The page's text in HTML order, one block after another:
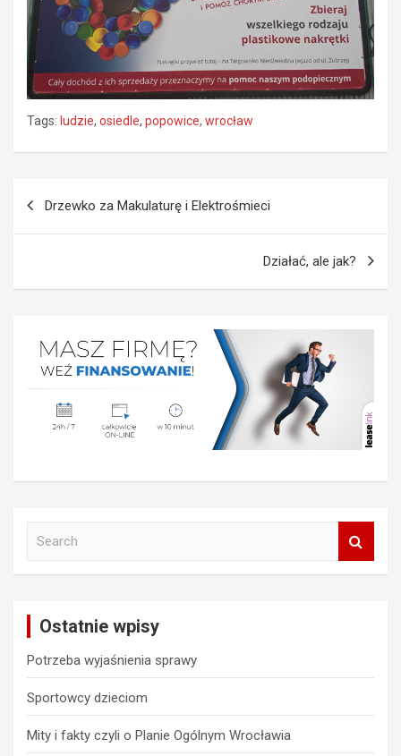
Tags: ludzie, osiedle, popowice, wrocław
Drzewko za Makulaturę i Elektrośmieci
Działać, ale jak?
Ostatnie wpisy
Potrzeba wyjaśnienia sprawy
Sportowcy dzieciom
Mity i fakty czyli o Planie Ogólnym Wrocławia